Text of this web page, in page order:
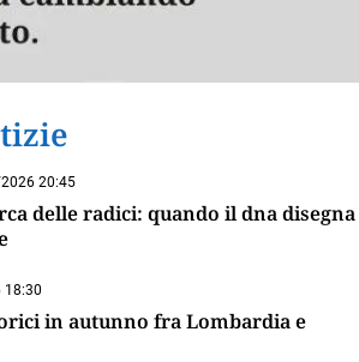
20:45
delle radici: quando il dna disegna
in autunno fra Lombardia e